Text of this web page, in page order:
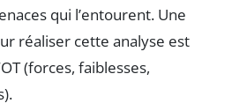
qui l’entourent. Une
réaliser cette analyse est
(forces, faiblesses,